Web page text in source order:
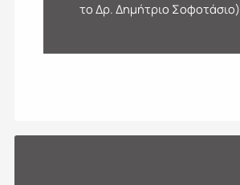
το Δρ. Δημήτριο Σοφοτάσιο)